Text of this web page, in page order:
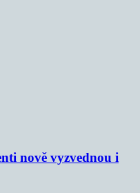
nově vyzvednou i